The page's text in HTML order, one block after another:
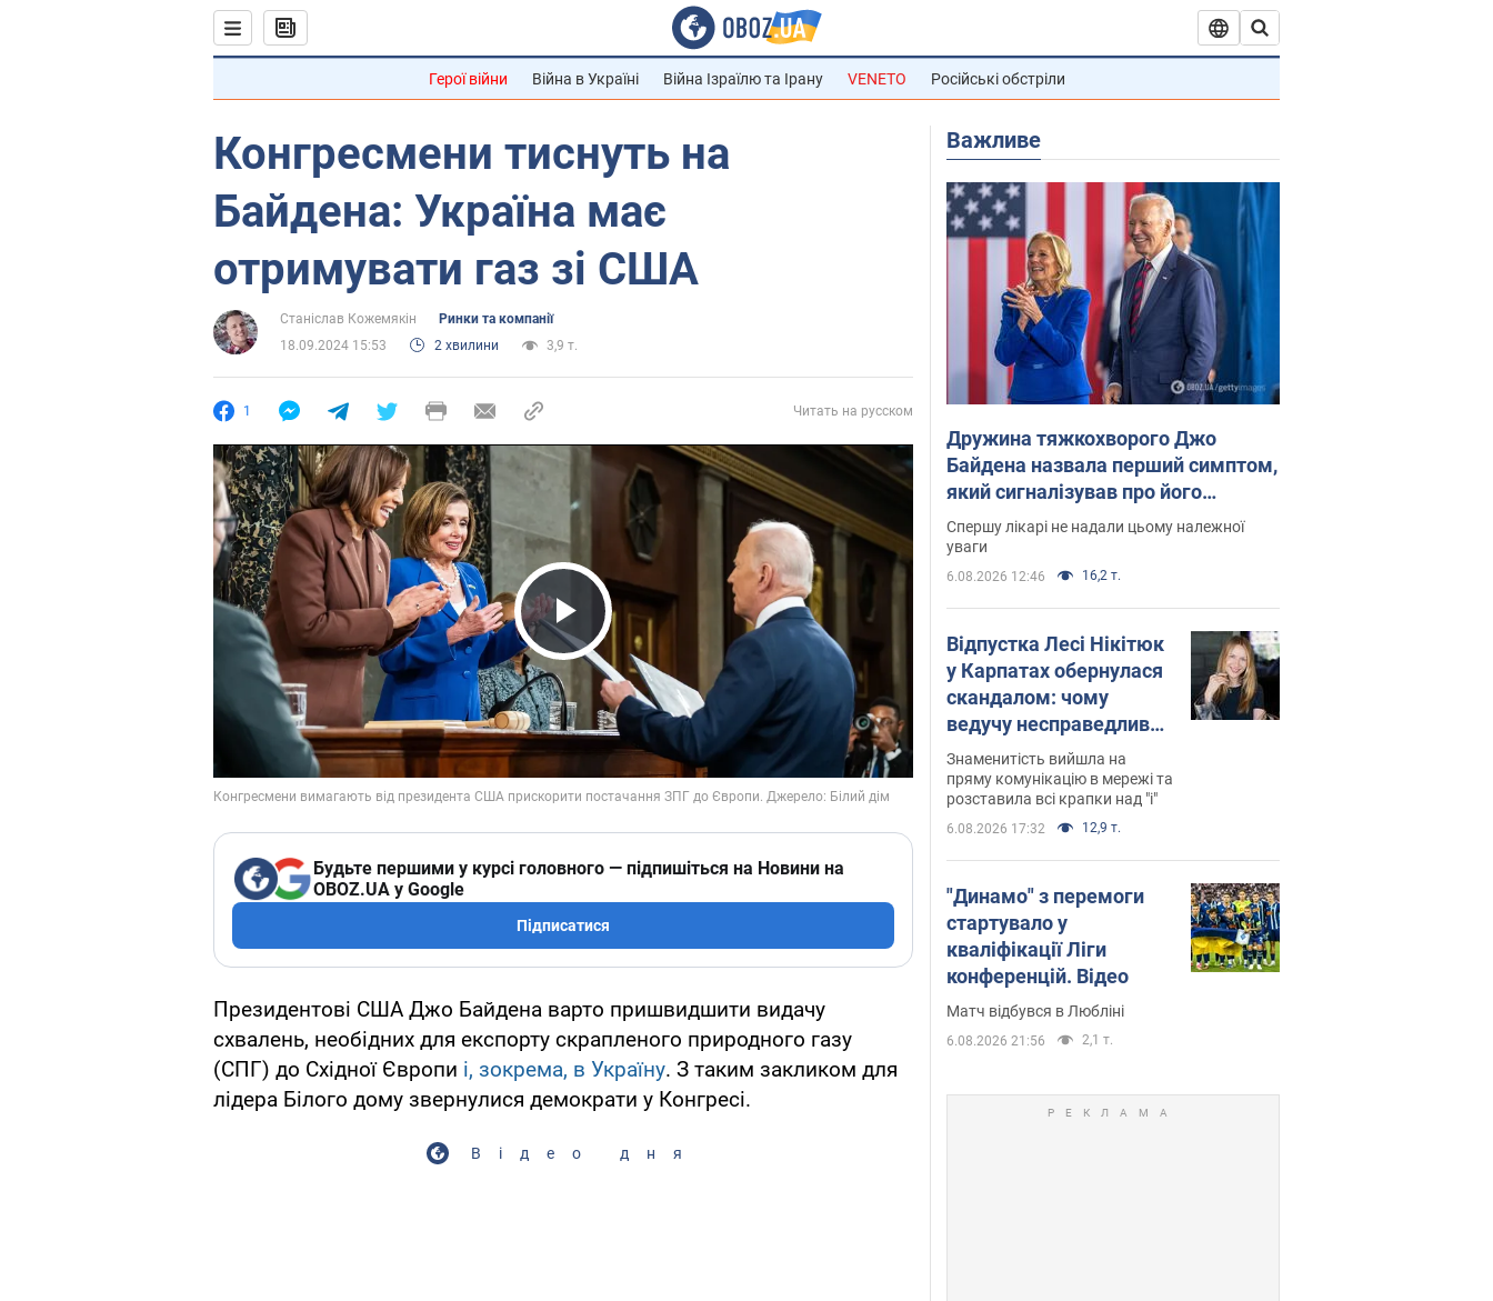
Герої війни Війна в Україні Війна Ізраїлю та Ірану VENETO Російські обстріли
Конгресмени тиснуть на
Байдена: Україна має
отримувати газ зі США
Станіслав Кожемякін
Ринки та компанії
18.09.2024 15:53
2 хвилини 3,9 т.
1 Читать на русском
Play Video
Будьте першими у курсі головного — підпишіться на Новини на
OBOZ.UA у Google
Підписатися
Президентові США Джо Байдена варто пришвидшити видачу
схвалень, необідних для експорту скрапленого природного газу
(СПГ) до Східної Європи і, зокрема, в Україну. З таким закликом для
лідера Білого дому звернулися демократи у Конгресі.
Відео дня
Важливе
Дружина тяжкохворого Джо
Байдена назвала перший симптом,
який сигналізував про його
"агресивний" рак
Спершу лікарі не надали цьому належної
уваги
6.08.2026 12:46 16,2 т.
Відпустка Лесі Нікітюк
у Карпатах обернулася
скандалом: чому
ведучу несправедливо
захейтили
Знаменитість вийшла на
пряму комунікацію в мережі та
розставила всі крапки над "і"
6.08.2026 17:32 12,9 т.
"Динамо" з перемоги
стартувало у
кваліфікації Ліги
конференцій. Відео
Матч відбувся в Любліні
6.08.2026 21:56 2,1 т.